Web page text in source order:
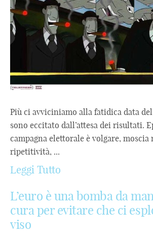
Più ci avviciniamo alla fatidica data
sono eccitato dall’attesa dei risultati.
campagna elettorale è volgare, moscia
ripetitività, ...
Leggi Tutto
L’euro è una bomba da
cura per evitare che ci
viso